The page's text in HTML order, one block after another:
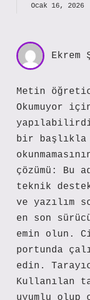
Ocak 16, 2026
Ekrem
Metin
Okumuyor
yapılabilirdi.
bir başlıkla
çözümü: Bu
teknik
ve yazılım
en son
emin olun.
portunda
edin.
Kullanılan
uyumlu olup